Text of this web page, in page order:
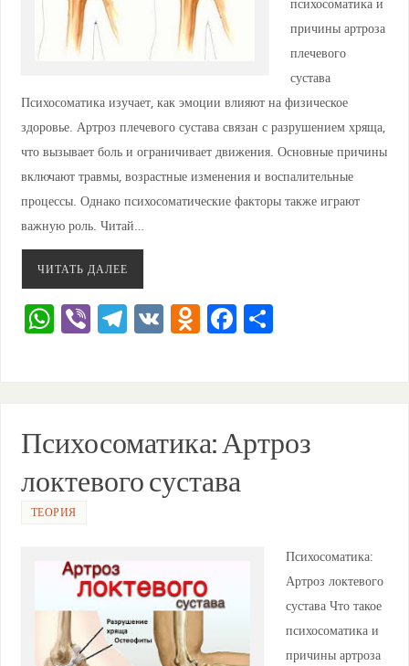
причины артроза
плечевого
сустава
Психосоматика изучает, как эмоции влияют на физическое
здоровье. Артроз плечевого сустава связан с разрушением хряща,
что вызывает боль и ограничивает движения. Основные причины
включают травмы, возрастные изменения и воспалительные
процессы. Однако психосоматические факторы также играют
важную роль. Читай…
ЧИТАТЬ ДАЛЕЕ
W
A
p
p
Vi T
a
m
V O
kl
a
ss
F
b
o
o
О
ть
Психосоматика: Артроз
локтевого сустава
ТЕОРИЯ
Психосоматика:
Артроз локтевого
сустава Что такое
психосоматика и
причины артроза